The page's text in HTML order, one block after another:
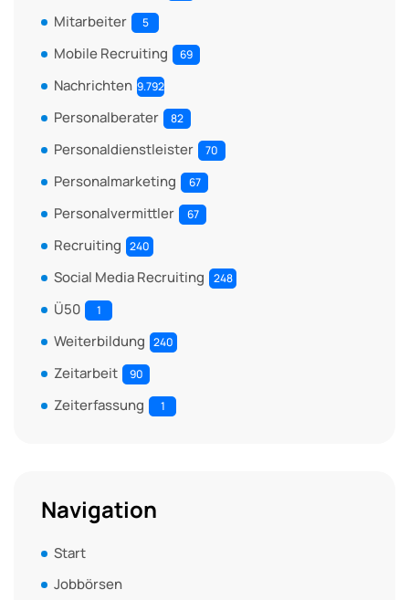
Mitarbeiter 5
Mobile Recruiting 69
Nachrichten 9.792
Personalberater 82
Personaldienstleister 70
Personalmarketing 67
Personalvermittler 67
Recruiting 240
Social Media Recruiting 248
Ü50 1
Weiterbildung 240
Zeitarbeit 90
Zeiterfassung 1
Navigation
Start
Jobbörsen